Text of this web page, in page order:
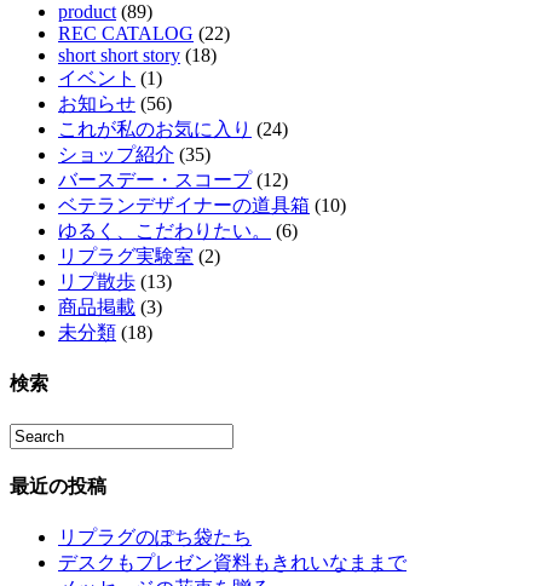
product (89)
REC CATALOG (22)
short short story (18)
イベント (1)
お知らせ (56)
これが私のお気に入り (24)
ショップ紹介 (35)
バースデー・スコープ(12)
ベテランデザイナーの道具箱 (10)
ゆるく、こだわりたい。
(6)
リプラグ実験室 (2)
リプ散歩 (13)
商品掲載 (3)
未分類 (18)
検索
最近の投稿
リプラグのぽち袋たち
デスクもプレゼン資料もきれいなままで